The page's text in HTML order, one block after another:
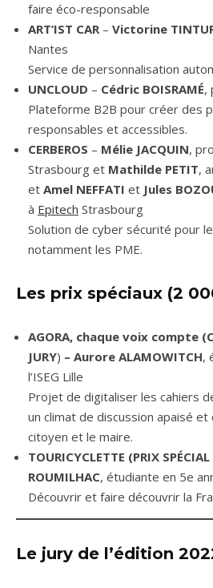
faire éco-responsable
ART’IST CAR– Victorine
Nantes
Service de personnalisation
UNCLOUD – Cédric BOISRAMÉ,
Plateforme B2B pour créer des
responsables et accessibles.
CERBEROS – Mélie JACQUIN,
Strasbourg et Mathilde PETIT,
et Amel NEFFATI et Jules
à Epitech Strasbourg
Solution de cyber sécurité pour
notamment les PME.
Les prix spéciaux (2
AGORA, chaque voix compte
JURY) – Aurore ALAMOWITCH,
l’ISEG Lille
Projet de digitaliser les cahiers
un climat de discussion apaisé
citoyen et le maire.
TOURICYCLETTE (PRIX
ROUMILHAC, étudiante en 5e
Découvrir et faire découvrir la
Le jury de l’édition